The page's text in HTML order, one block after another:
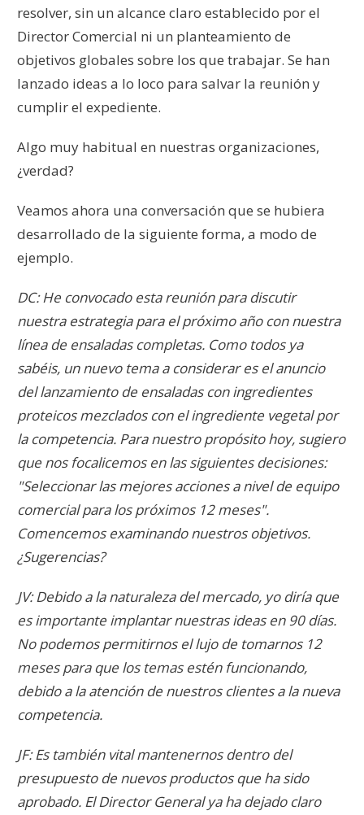
resolver, sin un alcance claro establecido por el
Director Comercial ni un planteamiento de
objetivos globales sobre los que trabajar. Se han
lanzado ideas a lo loco para salvar la reunión y
cumplir el expediente.
Algo muy habitual en nuestras organizaciones,
¿verdad?
Veamos ahora una conversación que se hubiera
desarrollado de la siguiente forma, a modo de
ejemplo.
DC: He convocado esta reunión para discutir
nuestra estrategia para el próximo año con nuestra
línea de ensaladas completas. Como todos ya
sabéis, un nuevo tema a considerar es el anuncio
del lanzamiento de ensaladas con ingredientes
proteicos mezclados con el ingrediente vegetal por
la competencia. Para nuestro propósito hoy, sugiero
que nos focalicemos en las siguientes decisiones:
"Seleccionar las mejores acciones a nivel de equipo
comercial para los próximos 12 meses".
Comencemos examinando nuestros objetivos.
¿Sugerencias?
JV: Debido a la naturaleza del mercado, yo diría que
es importante implantar nuestras ideas en 90 días.
No podemos permitirnos el lujo de tomarnos 12
meses para que los temas estén funcionando,
debido a la atención de nuestros clientes a la nueva
competencia.
JF: Es también vital mantenernos dentro del
presupuesto de nuevos productos que ha sido
aprobado. El Director General ya ha dejado claro